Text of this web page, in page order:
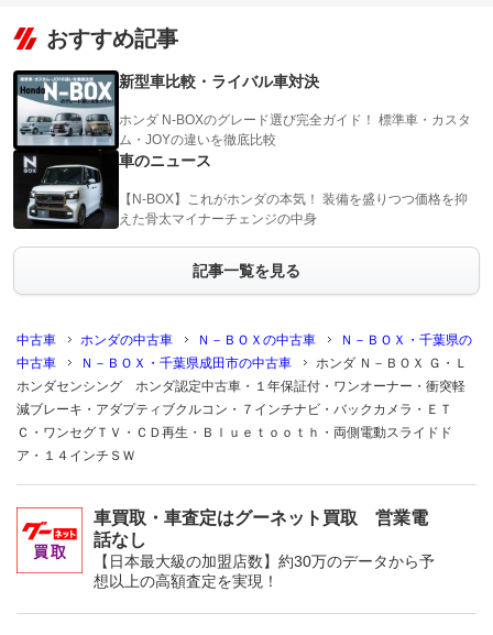
おすすめ記事
新型車比較・ライバル車対決
ホンダ N-BOXのグレード選び完全ガイド！ 標準車・カスタ
ム・JOYの違いを徹底比較
車のニュース
【N-BOX】これがホンダの本気！ 装備を盛りつつ価格を抑
えた骨太マイナーチェンジの中身
記事一覧を見る
中古車 ホンダの中古車 Ｎ－ＢＯＸの中古車
Ｎ－ＢＯＸ・千葉県の
中古車
Ｎ－ＢＯＸ・千葉県成田市の中古車
ホンダ Ｎ－ＢＯＸ Ｇ・Ｌ
ホンダセンシング ホンダ認定中古車・１年保証付・ワンオーナー・衝突軽
減ブレーキ・アダプティブクルコン・７インチナビ・バックカメラ・ＥＴ
Ｃ・ワンセグＴＶ・ＣＤ再生・Ｂｌｕｅｔｏｏｔｈ・両側電動スライドド
ア・１４インチＳＷ
車買取・車査定はグーネット買取 営業電
話なし
【日本最大級の加盟店数】約30万のデータから予
想以上の高額査定を実現！